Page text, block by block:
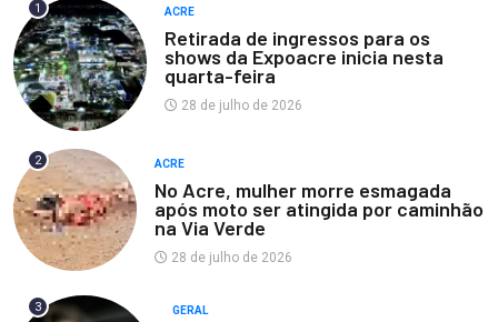
1 ACRE
Retirada de ingressos para os
shows da Expoacre inicia nesta
quarta-feira
28 de julho de 2026
2 ACRE
No Acre, mulher morre esmagada
após moto ser atingida por caminhão
na Via Verde
28 de julho de 2026
3 GERAL